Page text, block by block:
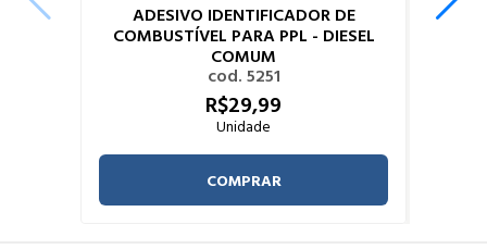
ADESIVO IDENTIFICADOR DE
COMBUSTÍVEL PARA PPL - DIESEL
COMUM
cod. 5251
R$29,99
Unidade
COMPRAR